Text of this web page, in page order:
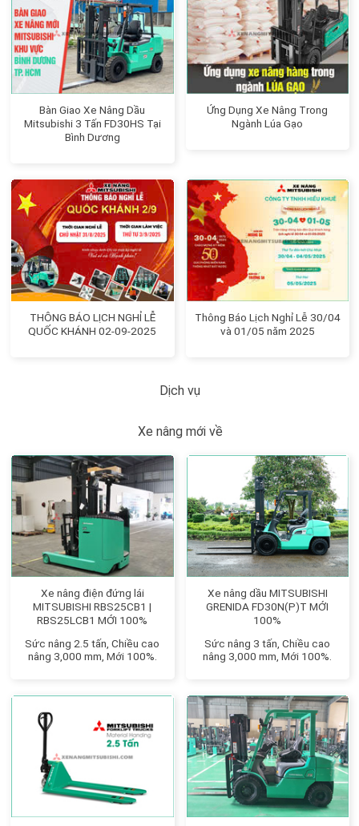
Bàn Giao Xe Nâng Dầu
Mitsubishi 3 Tấn FD30HS Tại
Bình Dương
Ứng Dụng Xe Nâng Trong
Ngành Lúa Gạo
THÔNG BÁO LỊCH NGHỈ LỄ
QUỐC KHÁNH 02-09-2025
Thông Báo Lịch Nghỉ Lễ 30/04
và 01/05 năm 2025
Dịch vụ
Xe nâng mới về
Xe nâng điện đứng lái
MITSUBISHI RBS25CB1 |
RBS25LCB1 MỚI 100%
Sức nâng 2.5 tấn, Chiều cao
nâng 3,000 mm, Mới 100%.
Xe nâng dầu MITSUBISHI
GRENIDA FD30N(P)T MỚI
100%
Sức nâng 3 tấn, Chiều cao
nâng 3,000 mm, Mới 100%.